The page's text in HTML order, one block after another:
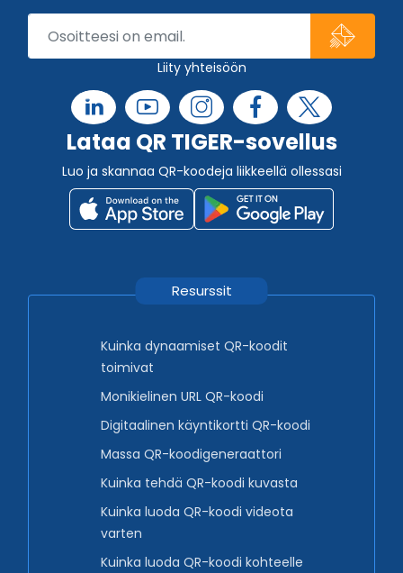
Liity yhteisöön
Lataa QR TIGER-sovellus
Luo ja skannaa QR-koodeja liikkeellä ollessasi
Resurssit
Kuinka dynaamiset QR-koodit
toimivat
Monikielinen URL QR-koodi
Digitaalinen käyntikortti QR-koodi
Massa QR-koodigeneraattori
Kuinka tehdä QR-koodi kuvasta
Kuinka luoda QR-koodi videota
varten
Kuinka luoda QR-koodi kohteelle